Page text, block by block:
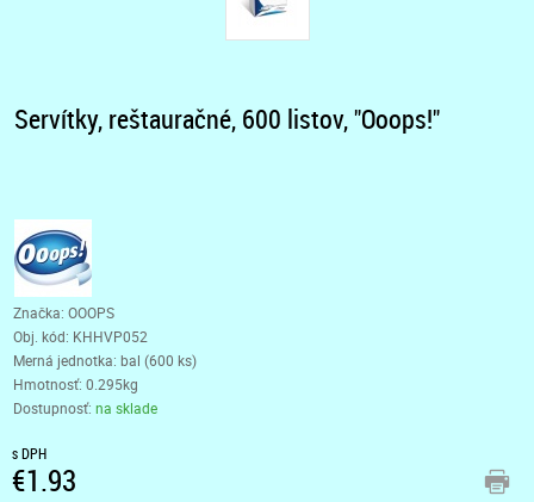
Servítky, reštauračné, 600 listov, "Ooops!"
Značka: OOOPS
Obj. kód: KHHVP052
Merná jednotka: bal (600 ks)
Hmotnosť: 0.295kg
Dostupnosť:na sklade
s DPH
€1.93